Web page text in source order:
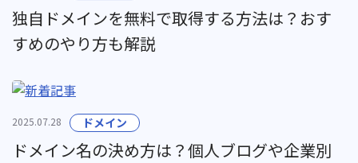
独自ドメインを無料で取得する方法は？おす
すめのやり方も解説
2025.07.28 ドメイン
ドメイン名の決め方は？個人ブログや企業別